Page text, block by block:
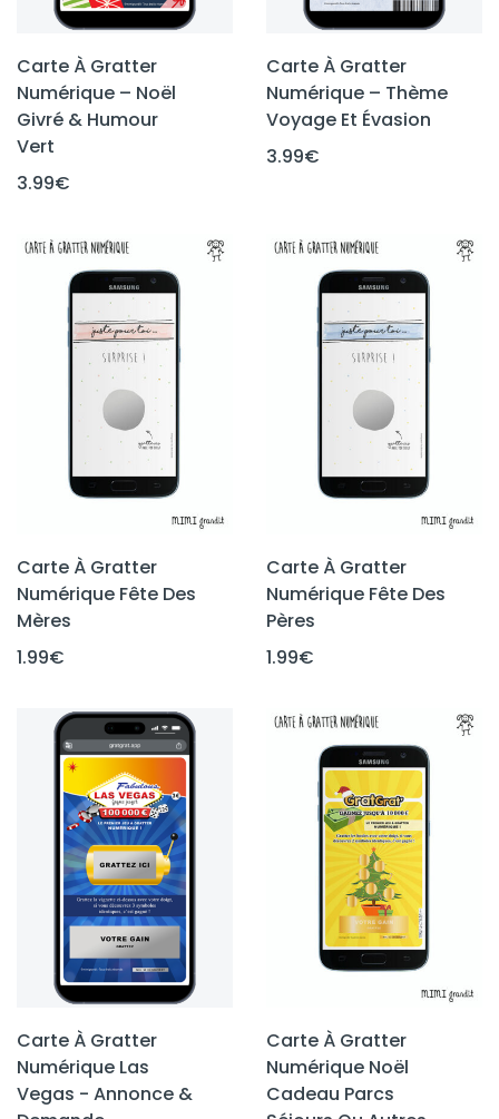
Carte À Gratter
Numérique – Noël
Givré & Humour
Vert
3.99€
Carte À Gratter
Numérique – Thème
Voyage Et Évasion
3.99€
Carte À Gratter
Numérique Fête Des
Mères
1.99€
Carte À Gratter
Numérique Fête Des
Pères
1.99€
Carte À Gratter
Numérique Las
Vegas - Annonce &
Carte À Gratter
Numérique Noël
Cadeau Parcs